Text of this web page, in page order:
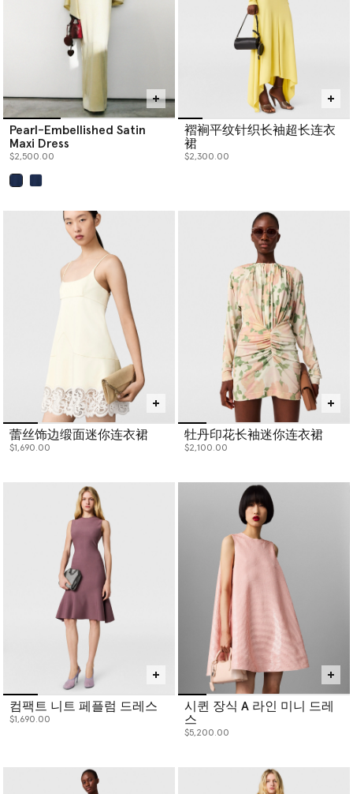
Pearl-Embellished Satin
Maxi Dress
$2,500.00
褶裥平纹针织长袖超长连衣
裙
$2,300.00
蕾丝饰边缎面迷你连衣裙
$1,690.00
牡丹印花长袖迷你连衣裙
$2,100.00
컴팩트 니트 페플럼 드레스
$1,690.00
시퀸 장식 A 라인 미니 드레
스
$5,200.00